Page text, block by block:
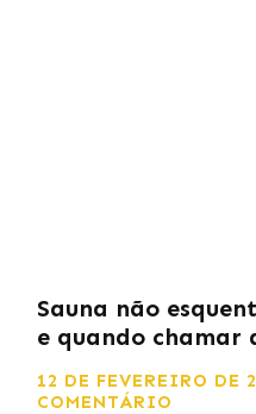
Sauna não
e quando chamar
12 DE FEVEREIRO DE
COMENTÁRIO